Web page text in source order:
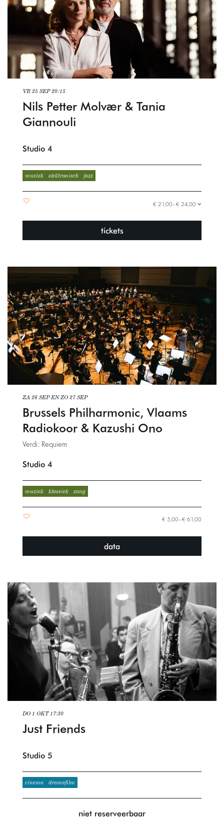
Nils Petter Molvær & Tania
Giannouli
VR 25 SEP20:15
Studio 4
muziek elektronisch jazz
€ 21,00–€ 24,00
tickets
Brussels Philharmonic, Vlaams
Radiokoor & Kazushi Ono
Verdi: Requiem
ZA 26 SEPEN ZO 27 SEP
Studio 4
muziek klassiek zang
€ 5,00–€ 61,00
data
Just Friends
DO 1 OKT17:30
Studio 5
cinema dramafilm
niet reserveerbaar